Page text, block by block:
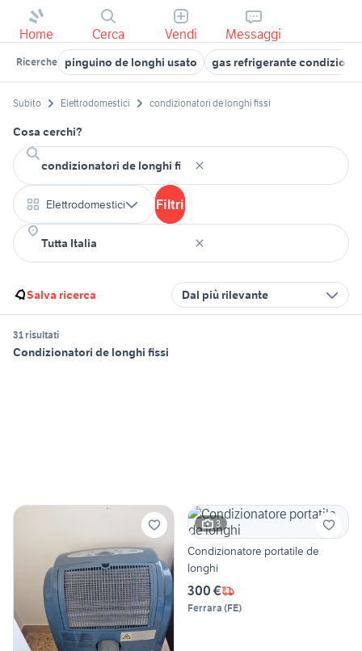
Home Cerca Vendi Messaggi
Ricerche pinguino de longhi usato gas refrigerante
Subito Elettrodomestici condizionatori de longhi fissi
Cosa cerchi?
Elettrodomestici Filtri
Salva ricerca Dal più rilevante
31 risultati
Condizionatori de longhi fissi
3
Condizionatore portatile de
longhi
300 €
Ferrara (FE)